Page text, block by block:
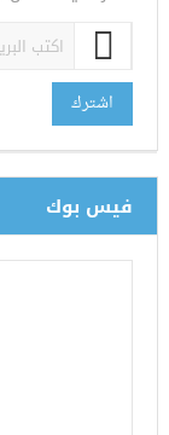
اشترك
فيس بوك